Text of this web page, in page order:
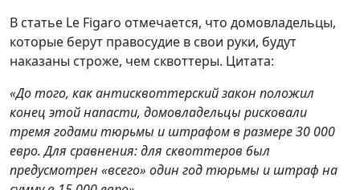
В статье Le Figaro отмечается, что домовладельцы,
которые берут правосудие в свои руки, будут
наказаны строже, чем сквоттеры. Цитата:
«До того, как антисквоттерский закон положил
конец этой напасти, домовладельцы рисковали
тремя годами тюрьмы и штрафом в размере 30 000
евро. Для сравнения: для сквоттеров был
предусмотрен «всего» один год тюрьмы и штраф на